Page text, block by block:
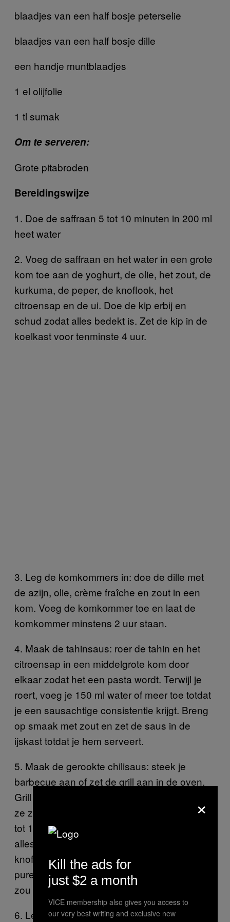
blaadjes van een half bosje peterselie
blaadjes van een half bosje dille
een handje muntblaadjes
1 el olijfolie
1 tl sumak
Om te serveren:
Grote pitabroden
Bereidingswijze
1. Doe de saffraan 5 tot 10 minuten in 200 ml
heet water
2. Voeg de saffraan en het water in een grote
kom toe aan de yoghurt, de olie, het zout, de
kurkuma, de peper, de knoflook, het
citroensap en de ui. Doe de kip erbij en
schud zodat alles bedekt is. Zet de kip in de
koelkast voor tenminste 4 uur.
3. Leg de komkommers in: doe de dille met
de azijn, olie, crème fraîche en zout in een
kom. Voeg de komkommer toe en laat de
komkommer minstens 2 uur staan.
4. Maak de tahinsaus: roer de tahin en het
citroensap in een middelgrote kom door
elkaar zodat het een pasta wordt. Terwijl je
roert, voeg je 150 ml water of meer toe totdat
je een sausachtige consistentie krijgt. Breng
op smaak met zout en zet de saus in de
ijskast totdat je hem serveert.
5. Maak de gerookte chilisaus: steek je
barbecue aan of zet de grill aan in de oven.
Grill de pepers en draai ze geregeld om totdat
ze zwartgeblakerd zijn. Dit duurt ongeveer 10
tot 15 minuten. Verwijder de zaadjes en stop
alles in een blender met de olie, komijn,
knoflook, koriander en kardomomzaadjes, en
pureer tot een glad geheel. Voeg naar smaak
zou toe.
6. Leg de kip ongeveer 15 minuten op de
×
Kill the ads for
just $2 a month
VICE membership also gives you access to
our very best writing and exclusive new